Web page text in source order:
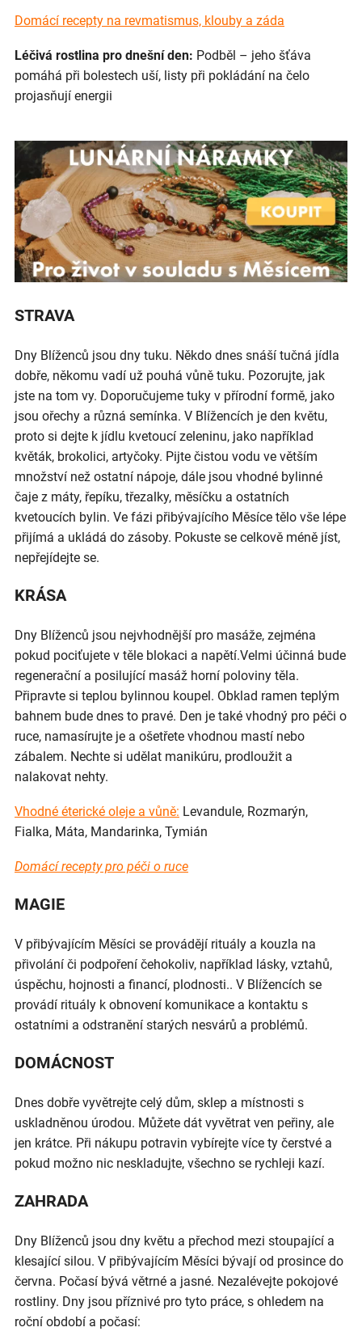
Domácí recepty na revmatismus, klouby a záda
Léčivá rostlina pro dnešní den: Podběl – jeho šťáva
pomáhá při bolestech uší, listy při pokládání na čelo
projasňují energii
STRAVA
Dny Blíženců jsou dny tuku. Někdo dnes snáší tučná jídla
dobře, někomu vadí už pouhá vůně tuku. Pozorujte, jak
jste na tom vy. Doporučujeme tuky v přírodní formě, jako
jsou ořechy a různá semínka. V Blížencích je den květu,
proto si dejte k jídlu kvetoucí zeleninu, jako například
květák, brokolici, artyčoky. Pijte čistou vodu ve větším
množství než ostatní nápoje, dále jsou vhodné bylinné
čaje z máty, řepíku, třezalky, měsíčku a ostatních
kvetoucích bylin. Ve fázi přibývajícího Měsíce tělo vše lépe
přijímá a ukládá do zásoby. Pokuste se celkově méně jíst,
nepřejídejte se.
KRÁSA
Dny Blíženců jsou nejvhodnější pro masáže, zejména
pokud pociťujete v těle blokaci a napětí.Velmi účinná bude
regenerační a posilující masáž horní poloviny těla.
Připravte si teplou bylinnou koupel. Obklad ramen teplým
bahnem bude dnes to pravé. Den je také vhodný pro péči o
ruce, namasírujte je a ošetřete vhodnou mastí nebo
zábalem. Nechte si udělat manikúru, prodloužit a
nalakovat nehty.
Vhodné éterické oleje a vůně: Levandule, Rozmarýn,
Fialka, Máta, Mandarinka, Tymián
Domácí recepty pro péči o ruce
MAGIE
V přibývajícím Měsíci se provádějí rituály a kouzla na
přivolání či podpoření čehokoliv, například lásky, vztahů,
úspěchu, hojnosti a financí, plodnosti.. V Blížencích se
provádí rituály k obnovení komunikace a kontaktu s
ostatními a odstranění starých nesvárů a problémů.
DOMÁCNOST
Dnes dobře vyvětrejte celý dům, sklep a místnosti s
uskladněnou úrodou. Můžete dát vyvětrat ven peřiny, ale
jen krátce. Při nákupu potravin vybírejte více ty čerstvé a
pokud možno nic neskladujte, všechno se rychleji kazí.
ZAHRADA
Dny Blíženců jsou dny květu a přechod mezi stoupající a
klesající silou. V přibývajícím Měsíci bývají od prosince do
června. Počasí bývá větrné a jasné. Nezalévejte pokojové
rostliny. Dny jsou příznivé pro tyto práce, s ohledem na
roční období a počasí: